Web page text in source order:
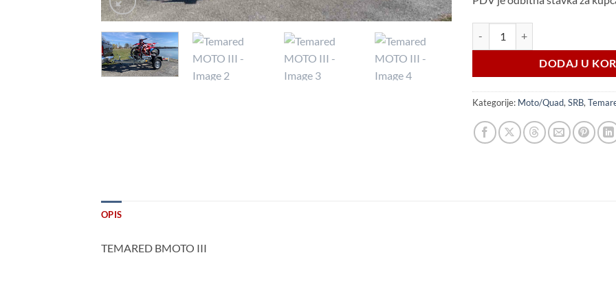
DODAJ U
Kategorije: Moto/Quad, SRB,
OPIS
TEMARED BMOTO III